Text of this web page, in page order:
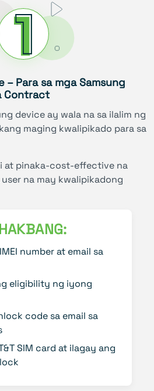
Para sa mga Samsung
Contract
device ay wala na sa ilalim ng
maging kwalipikado para sa
at pinaka-cost-effective na
na may kwalipikadong
number at email sa
eligibility ng iyong
code sa email sa
SIM card at ilagay ang